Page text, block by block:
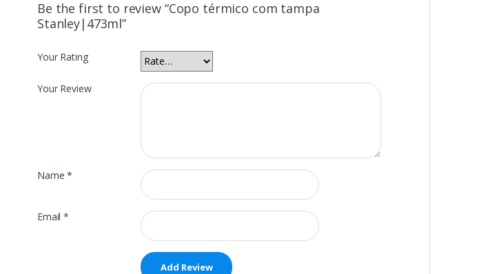
Be the first to review “Copo térmico com tampa
Stanley|473ml”
Your Rating
Your Review
Name*
Email*